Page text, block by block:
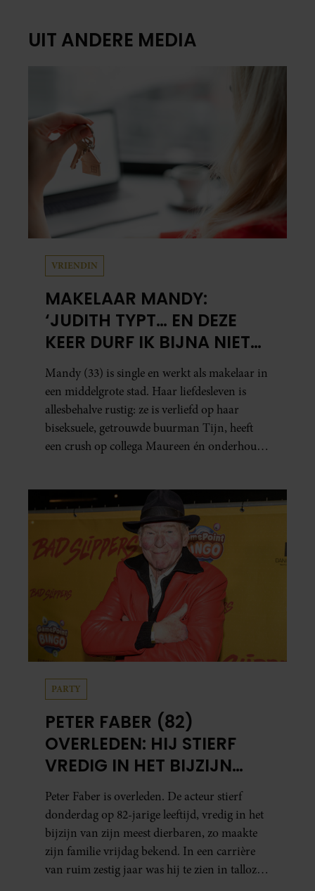
UIT ANDERE MEDIA
VRIENDIN
MAKELAAR MANDY:
‘JUDITH TYPT… EN DEZE
KEER DURF IK BIJNA NIET
TE LEZEN WAT ER KOMT’
Mandy (33) is single en werkt als makelaar in
een middelgrote stad. Haar liefdesleven is
allesbehalve rustig: ze is verliefd op haar
biseksuele, getrouwde buurman Tijn, heeft
een crush op collega Maureen én onderhoudt
PARTY
PETER FABER (82)
OVERLEDEN: HIJ STIERF
VREDIG IN HET BIJZIJN
VAN ZIJN MEEST
DIERBAREN
Peter Faber is overleden. De acteur stierf
donderdag op 82-jarige leeftijd, vredig in het
bijzijn van zijn meest dierbaren, zo maakte
zijn familie vrijdag bekend. In een carrière
van ruim zestig jaar was hij te zien in talloze